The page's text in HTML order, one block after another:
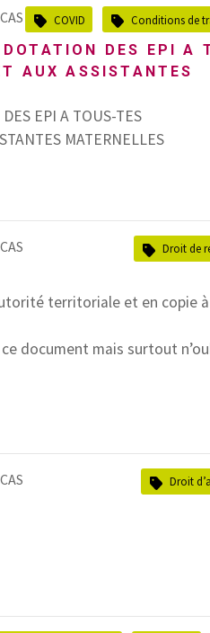
COVID Conditions de
DES EPI A
AUX ASSISTANTES
EPI A TOUS-TES
MATERNELLES
Droit de
territoriale et en copie
document mais surtout
Droit